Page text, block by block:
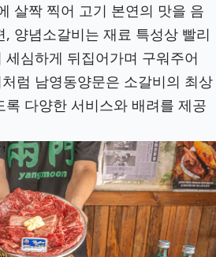
살짝 찍어 고기 본연의 맛을 음
양념소갈비는 재료 특성상 빨리
심하게 뒤집어가며 구워주어
럼 남영동양문은 소갈비의 최상
다양한 서비스와 배려를 제공